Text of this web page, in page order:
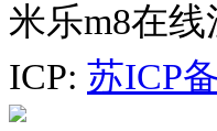
米乐m8在
ICP: 苏ICP